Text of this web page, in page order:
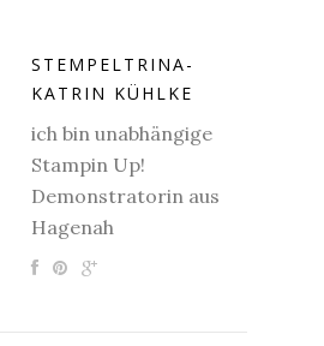
STEMPELTRINA-
KATRIN KÜHLKE
ich bin unabhängige
Stampin Up!
Demonstratorin aus
Hagenah